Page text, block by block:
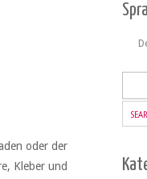
oder der
Kleber und